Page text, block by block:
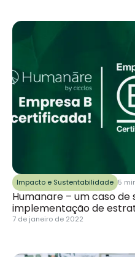
Impacto e Sustentabilidade 5
Humanare – um caso de
implementação de
7 de janeiro de 2022